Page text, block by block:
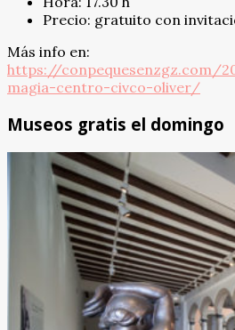
Precio: gratuito con
Más info en:
https://conpequesenzgz.com/
magia-centro-civco-oliver/
Museos gratis el domingo